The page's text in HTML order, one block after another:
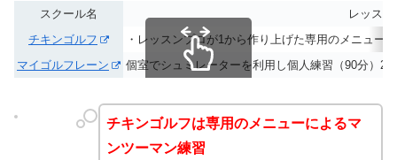
スクール名
レッス
チキンゴルフ
・レッスンプロが1から作り上げた専用のメニュ
マイゴルフレーン
個室でシュミレーターを利用し個人練習（90分）2
チキンゴルフは専用のメニューによるマ
ンツーマン練習